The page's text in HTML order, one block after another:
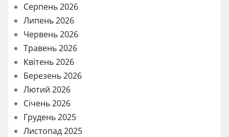
Серпень 2026
Липень 2026
Червень 2026
Травень 2026
Квітень 2026
Березень 2026
Лютий 2026
Січень 2026
Грудень 2025
Листопад 2025